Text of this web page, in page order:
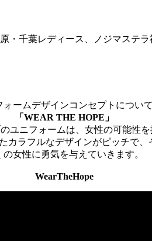
千葉レディース、ノジマステ
ォームデザインコンセプトについて
「WEAR THE HOPE」
ユニフォームは、女性の可能性を
カラフルなデザインがピッチで、
の女性に勇気を与えていきます。
WearTheHope